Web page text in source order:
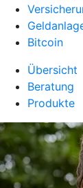
Bitcoin
Übersicht
Beratung
Produkte